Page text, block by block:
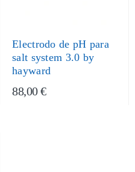
Electrodo de pH para
salt system 3.0 by
hayward
88,00 €